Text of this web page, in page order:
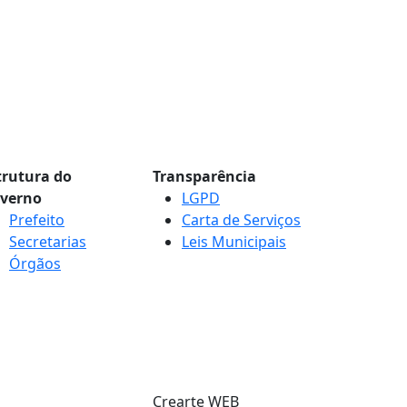
do
Prefeito
Secretarias
Órgãos
Transparência
LGPD
Carta de Serviços
Leis Municipais
Crearte WEB